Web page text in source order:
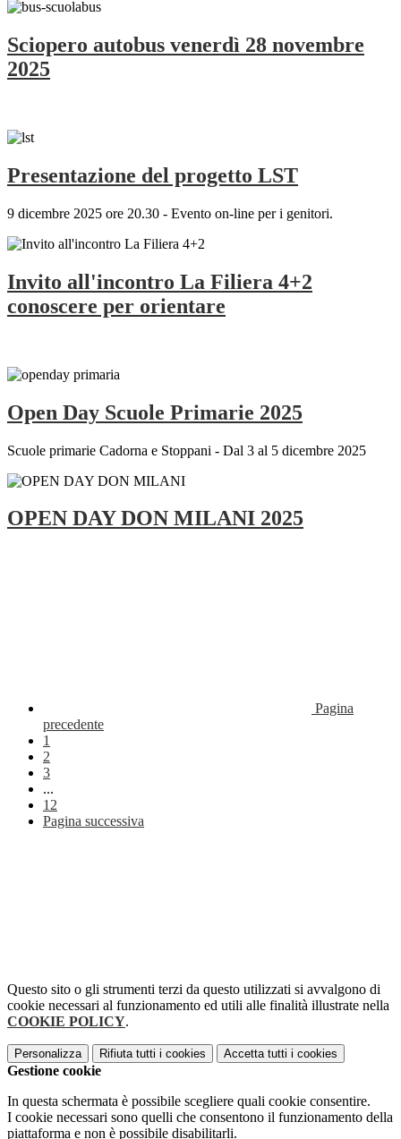
Sciopero autobus venerdì 28 novembre
2025
Presentazione del progetto LST
9 dicembre 2025 ore 20.30 - Evento on-line per i genitori.
Invito all'incontro La Filiera 4+2
conoscere per orientare
Open Day Scuole Primarie 2025
Scuole primarie Cadorna e Stoppani - Dal 3 al 5 dicembre 2025
OPEN DAY DON MILANI 2025
Pagina
precedente
1
2
3
...
12
Pagina successiva
Questo sito o gli strumenti terzi da questo utilizzati si avvalgono di
cookie necessari al funzionamento ed utili alle finalità illustrate nella
COOKIE POLICY.
Personalizza Rifiuta tutti i cookies Accetta tutti i cookies
Gestione cookie
In questa schermata è possibile scegliere quali cookie consentire.
I cookie necessari sono quelli che consentono il funzionamento della
piattaforma e non è possibile disabilitarli.